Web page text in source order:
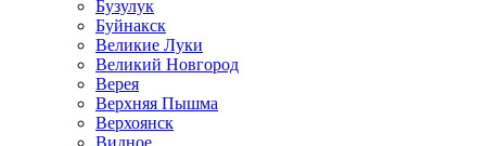
Бузулук
Буйнакск
Великие Луки
Великий Новгород
Верея
Верхняя Пышма
Верхоянск
Видное